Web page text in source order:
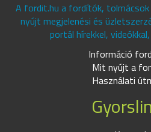
A fordit.hu a fordítók,
nyújt megjelenési és
portál hírekkel,
Információ
Mit nyújt a
Használati